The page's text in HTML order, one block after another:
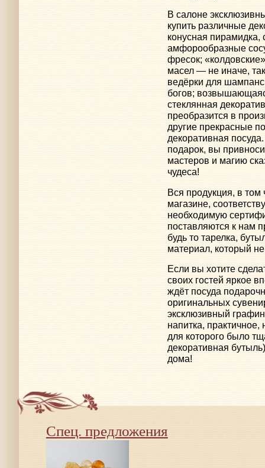
В салоне
купить различные
конусная
амфорообразные
фресок;
масел — не иначе,
ведёрки для
богов;
стеклянная
преобразится в
другие прекрасные
декоративная
подарок, вы
мастеров и магию
чудеса!
Вся продукция, в
магазине,
необходимую
поставляются к нам
будь то тарелка,
материал, который
Если вы хотите
своих гостей яркое
ждёт посуда
оригинальных
эксклюзивный
напитка,
для которого было
декоративная
дома!
Спец. предложения